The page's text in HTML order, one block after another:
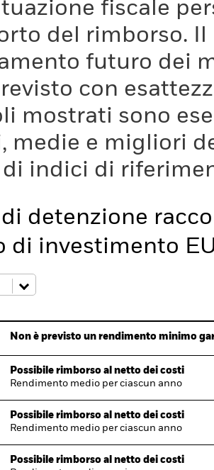
fiscale
del rimborso.
futuro dei
con
mostrati sono
medie e migliori
indici di
detenzione
di investimento
Non è previsto un rendimento minimo
Possibile rimborso al netto dei costi
Rendimento medio per ciascun anno
Possibile rimborso al netto dei costi
Rendimento medio per ciascun anno
Possibile rimborso al netto dei costi